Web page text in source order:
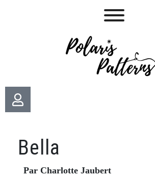
Bella
Par Charlotte Jaubert